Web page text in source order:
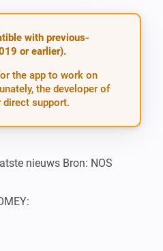
with previous-
or earlier).
the app to work on
the developer of
support.
nieuws Bron: NOS